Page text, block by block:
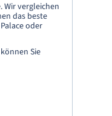
Wir vergleichen
das beste
oder
Sie